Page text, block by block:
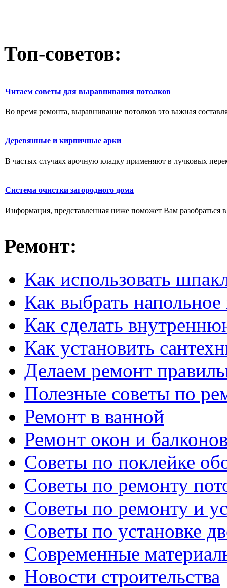
Топ-советов:
Читаем советы для выравнивания потолков
Во время ремонта, выравнивание потолков это важная
Деревянные и кирпичные арки
В частых случаях арочную кладку применяют в лучковых
Система очистки загородного дома
Информация, представленная ниже поможет Вам разобраться
Ремонт:
Как использовать
Как выбрать
Как сделать
Как установить
Делаем ремонт
Полезные советы по
Ремонт в ванной
Ремонт окон и
Советы по поклейке
Советы по ремонту
Советы по ремонту и
Советы по установке
Современные
Новости строительства